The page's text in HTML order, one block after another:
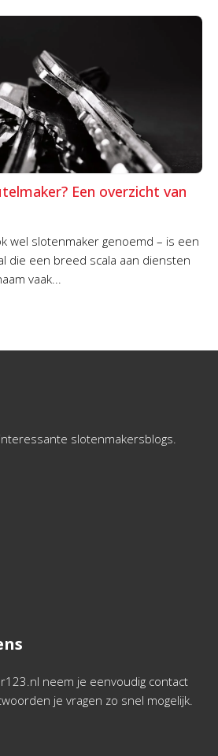
Een overzicht van
wel slotenmaker genoemd – is een
die een breed scala aan diensten
vaak...
slotenmakersblogs.
neem je eenvoudig contact
je vragen zo snel mogelijk.